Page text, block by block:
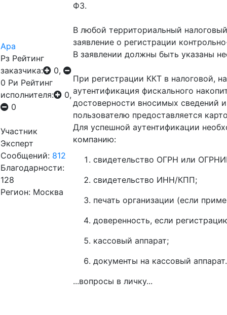
Ара
Рз Рейтинг
заказчика:
0,
0 Ри Рейтинг
исполнителя:
0,
0
Участник
Эксперт
Сообщений: 812
Благодарности:
128
Регион: Москва
ФЗ.
В любой территориальный
заявление о регистрации
В заявлении должны быть указаны
При регистрации ККТ в налоговой,
аутентификация фискального
достоверности вносимых сведений
пользователю предоставляется
Для успешной аутентификации
компанию:
свидетельство ОГРН или
свидетельство ИНН/КПП;
печать организации (если
доверенность, если
кассовый аппарат;
документы на кассовый аппарат.
...вопросы в личку...